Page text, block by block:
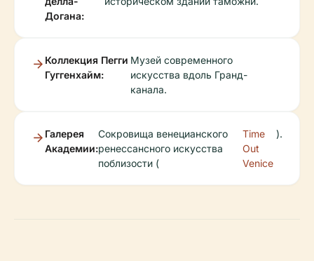
Догана:
Коллекция Пегги
Гуггенхайм:
Музей современного
искусства вдоль Гранд-
канала.
Галерея
Академии:
Сокровища венецианского
ренессансного искусства
поблизости (
Time
Out
Venice
).